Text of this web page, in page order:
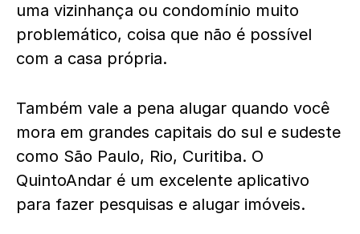
uma vizinhança ou condomínio muito
problemático, coisa que não é possível
com a casa própria.
Também vale a pena alugar quando você
mora em grandes capitais do sul e sudeste
como São Paulo, Rio, Curitiba. O
QuintoAndar é um excelente aplicativo
para fazer pesquisas e alugar imóveis.